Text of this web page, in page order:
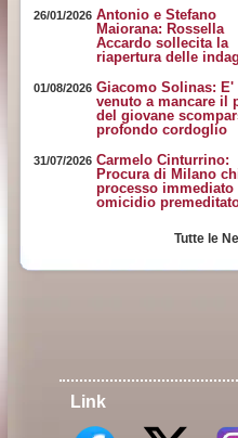
26/01/2026 Antonio e Stefano
Maiorana: Rossella
Accardo sollecita la
riapertura delle
01/08/2026 Giacomo Solinas: E'
venuto a mancare il
del giovane
profondo cordoglio
31/07/2026 Carmelo Cinturrino:
Procura di Milano
processo immediato
omicidio
Tutte le
Link